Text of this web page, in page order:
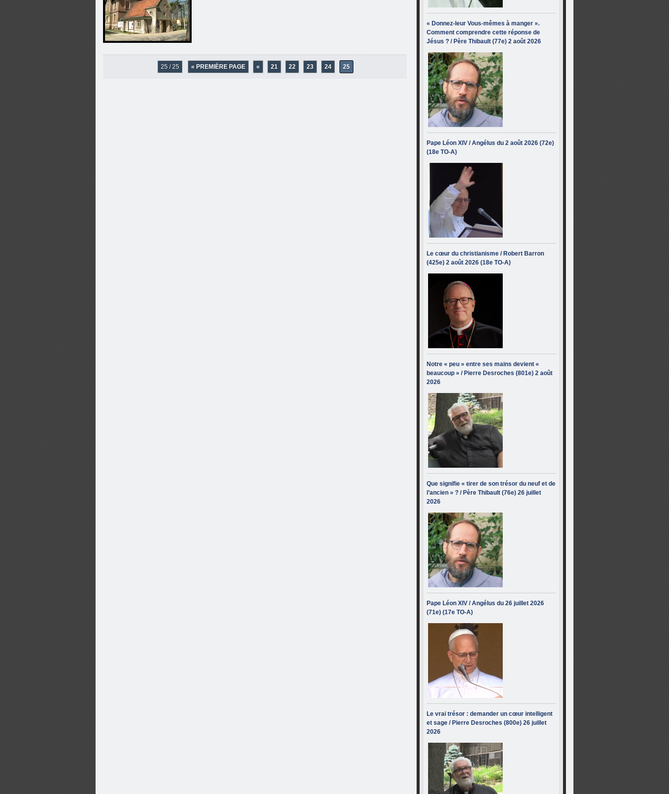
« Donnez-leur Vous-mêmes à manger ».
Comment comprendre cette réponse de
Jésus ? / Père Thibault (77e) 2 août 2026
Pape Léon XIV / Angélus du 2 août 2026 (72e)
(18e TO-A)
Le cœur du christianisme / Robert Barron
(425e) 2 août 2026 (18e TO-A)
Notre « peu » entre ses mains devient «
beaucoup » / Pierre Desroches (801e) 2 août
2026
Que signifie « tirer de son trésor du neuf et de
l’ancien » ? / Père Thibault (76e) 26 juillet
2026
Pape Léon XIV / Angélus du 26 juillet 2026
(71e) (17e TO-A)
Le vrai trésor : demander un cœur intelligent
et sage / Pierre Desroches (800e) 26 juillet
2026
25 / 25 « PREMIÈRE PAGE « 21 22 23 24 25